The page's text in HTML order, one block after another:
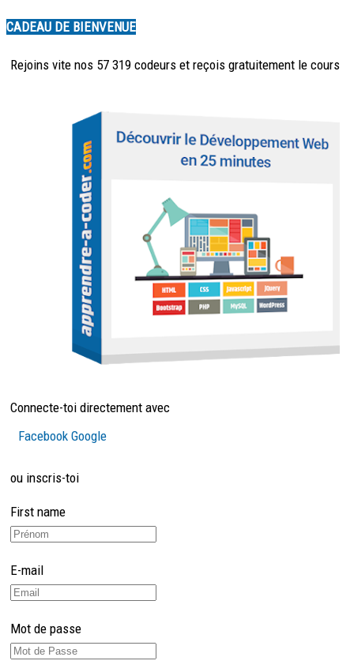
CADEAU DE BIENVENUE
Rejoins vite nos 57 319 codeurs et reçois gratuitement le cours
Connecte-toi directement avec
Facebook Google
ou inscris-toi
First name
E-mail
Mot de passe